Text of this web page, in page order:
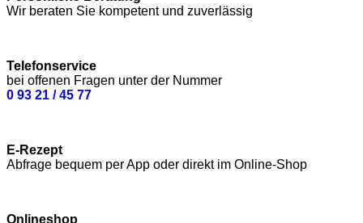
Wir beraten Sie kompetent und zuverlässig
Telefonservice
bei offenen Fragen unter der Nummer
0 93 21 / 45 77
E-Rezept
Abfrage bequem per App oder direkt im Online-Shop
Onlineshop